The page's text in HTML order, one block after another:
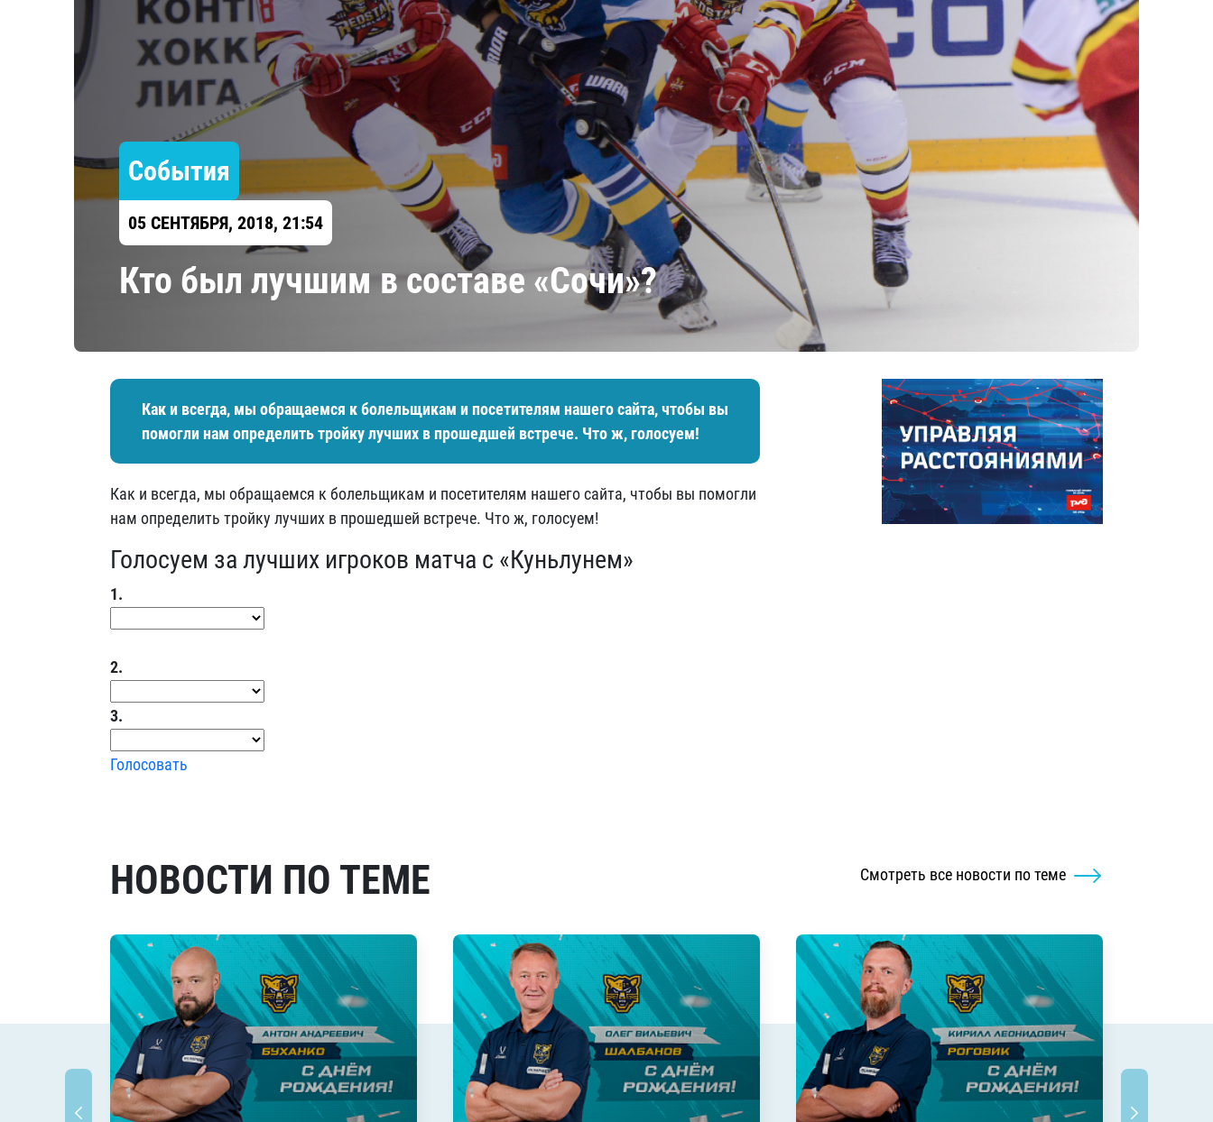
Локомотив
Северсталь
ЦСКА
Шанхайские Драконы
Амур
Барыс
Салават Юлаев
Сибирь
События
05 СЕНТЯБРЯ, 2018, 21:54
Кто был лучшим в составе «Сочи»?
Как и всегда, мы обращаемся к болельщикам и посетителям нашего сайта, чтобы вы
помогли нам определить тройку лучших в прошедшей встрече. Что ж, голосуем!
Как и всегда, мы обращаемся к болельщикам и посетителям нашего сайта, чтобы вы помогли
нам определить тройку лучших в прошедшей встрече. Что ж, голосуем!
Голосуем за лучших игроков матча с «Куньлунем»
1.
2.
3.
Голосовать
НОВОСТИ ПО ТЕМЕ Смотреть все новости по теме